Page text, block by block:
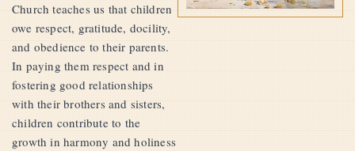
Church teaches us that children
owe respect, gratitude, docility,
and obedience to their parents.
In paying them respect and in
fostering good relationships
with their brothers and sisters,
children contribute to the
growth in harmony and holiness